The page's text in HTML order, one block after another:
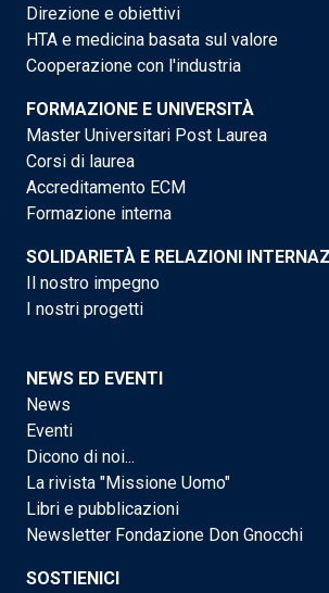
Direzione e obiettivi
HTA e medicina basata sul valore
Cooperazione con l'industria
FORMAZIONE E UNIVERSITÀ
Master Universitari Post Laurea
Corsi di laurea
Accreditamento ECM
Formazione interna
SOLIDARIETÀ E RELAZIONI
Il nostro impegno
I nostri progetti
NEWS ED EVENTI
News
Eventi
Dicono di noi...
La rivista "Missione Uomo"
Libri e pubblicazioni
Newsletter Fondazione Don Gnocchi
SOSTIENICI